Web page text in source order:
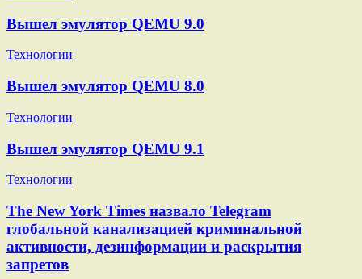
Вышел эмулятор QEMU 9.0
Технологии
Вышел эмулятор QEMU 8.0
Технологии
Вышел эмулятор QEMU 9.1
Технологии
The New York Times назвало Telegram
глобальной канализацией криминальной
активности, дезинформации и раскрытия
запретов